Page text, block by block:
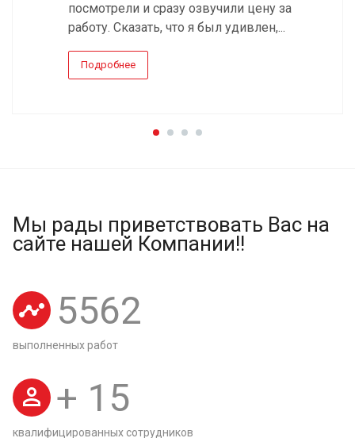
посмотрели и сразу озвучили цену за
работу. Сказать, что я был удивлен,...
Подробнее
Мы рады приветствовать Вас на
сайте нашей Компании!!
5562
выполненных работ
+ 15
квалифицированных сотрудников